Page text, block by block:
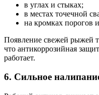
в углах и стыках;
в местах точечной
на кромках порогов
Появление свежей рыжей
что антикоррозийная
работает.
6. Сильное